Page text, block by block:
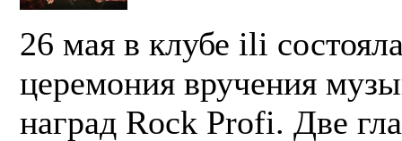
26 мая в клубе ili
церемония вручения
наград Rock Profi. Две